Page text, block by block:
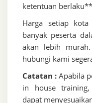
ketentuan
Harga setiap
banyak peserta
akan lebih
hubungi kami
Catatan : Apabila
in house training,
dapat